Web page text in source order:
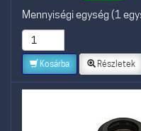
Mennyiségi egység (1
Kosárba Részletek